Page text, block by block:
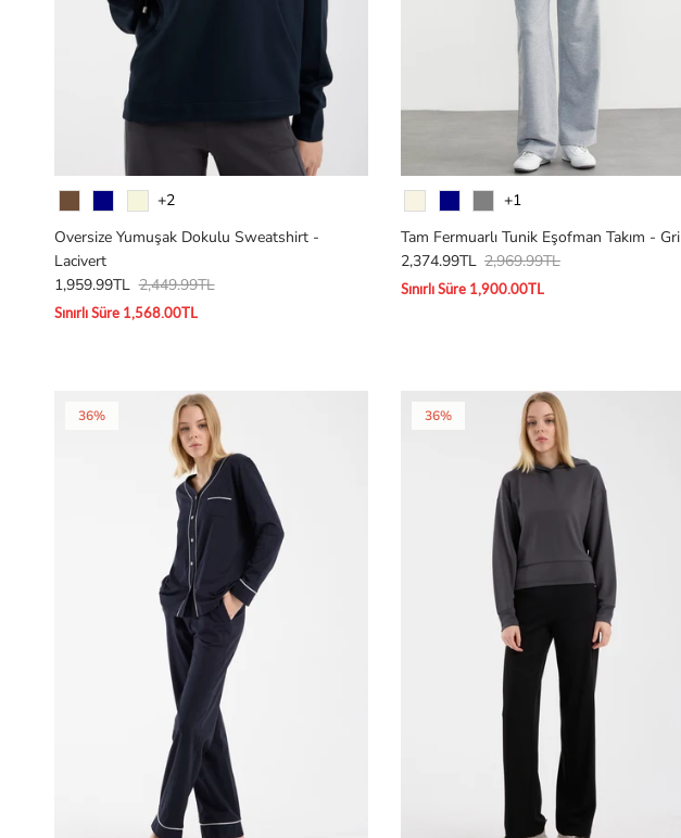
Renk
+2
Oversize Yumuşak Dokulu Sweatshirt -
Lacivert
1,959.99TL 2,449.99TL
Sınırlı Süre 1,568.00TL
Renk
+1
Tam Fermuarlı Tunik Eşofman Takım - Gri
2,374.99TL 2,969.99TL
Sınırlı Süre 1,900.00TL
36% 36%